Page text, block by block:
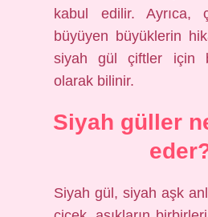
kabul edilir. Ayrıca,
büyüyen büyüklerin
siyah gül çiftler için
olarak bilinir.
Siyah güller
Siyah gül, siyah aşk